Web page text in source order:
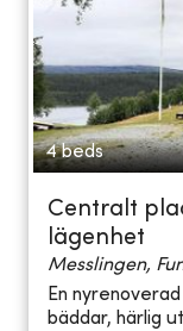
4 beds
Centralt
lägenhet
Messlingen,
En
bäddar, härlig